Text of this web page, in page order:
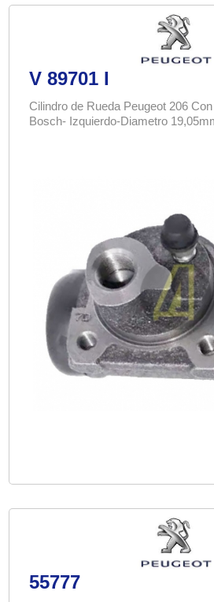
V 89701 I
Cilindro de Rueda Peugeot 206
Bosch- Izquierdo-Diametro
55777